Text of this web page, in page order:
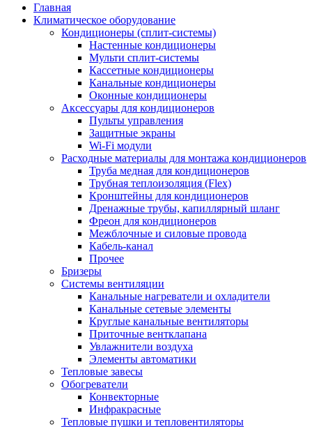
Главная
Климатическое оборудование
Кондиционеры (сплит-системы)
Настенные кондиционеры
Мульти сплит-системы
Кассетные кондиционеры
Канальные кондиционеры
Оконные кондиционеры
Аксессуары для кондиционеров
Пульты управления
Защитные экраны
Wi-Fi модули
Расходные материалы для монтажа кондиционеров
Труба медная для кондиционеров
Трубная теплоизоляция (Flex)
Кронштейны для кондиционеров
Дренажные трубы, капиллярный шланг
Фреон для кондиционеров
Межблочные и силовые провода
Кабель-канал
Прочее
Бризеры
Системы вентиляции
Канальные нагреватели и охладители
Канальные сетевые элементы
Круглые канальные вентиляторы
Приточные вентклапана
Увлажнители воздуха
Элементы автоматики
Тепловые завесы
Обогреватели
Конвекторные
Инфракрасные
Тепловые пушки и тепловентиляторы